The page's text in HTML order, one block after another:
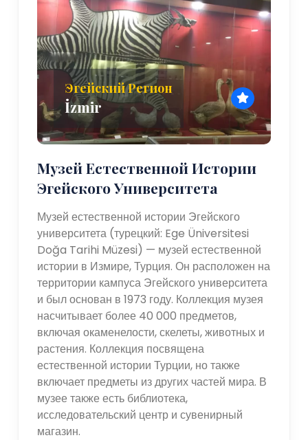
Эгейский Регион
İzmir
Музей Естественной Истории
Эгейского Университета
Музей естественной истории Эгейского
университета (турецкий: Ege Üniversitesi
Doğa Tarihi Müzesi) — музей естественной
истории в Измире, Турция. Он расположен на
территории кампуса Эгейского университета
и был основан в 1973 году. Коллекция музея
насчитывает более 40 000 предметов,
включая окаменелости, скелеты, животных и
растения. Коллекция посвящена
естественной истории Турции, но также
включает предметы из других частей мира. В
музее также есть библиотека,
исследовательский центр и сувенирный
магазин.